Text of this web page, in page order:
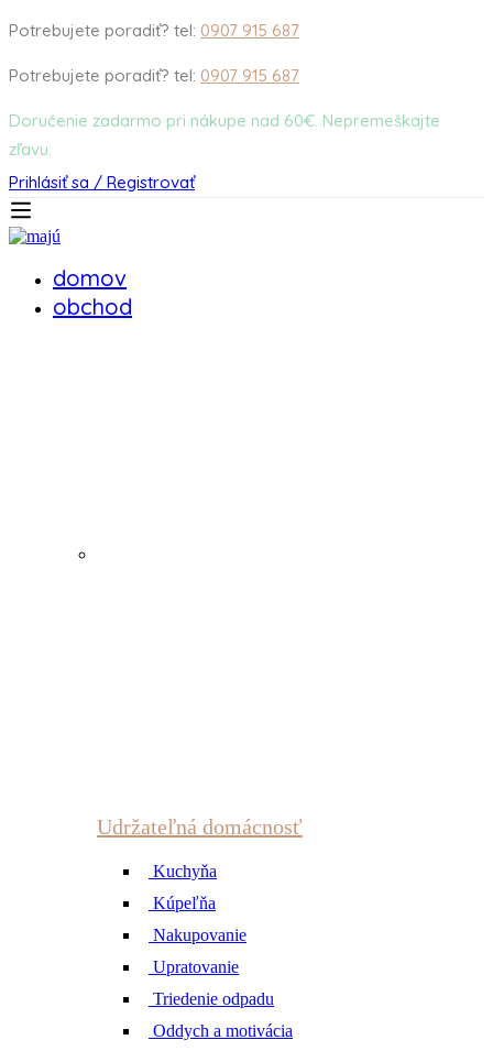
Potrebujete poradiť? tel: 0907 915 687
Potrebujete poradiť? tel: 0907 915 687
Doručenie zadarmo pri nákupe nad 60€. Nepremeškajte
zľavu.
Prihlásiť sa / Registrovať
domov
obchod
Udržateľná domácnosť
Kuchyňa
Kúpeľňa
Nakupovanie
Upratovanie
Triedenie odpadu
Oddych a motivácia